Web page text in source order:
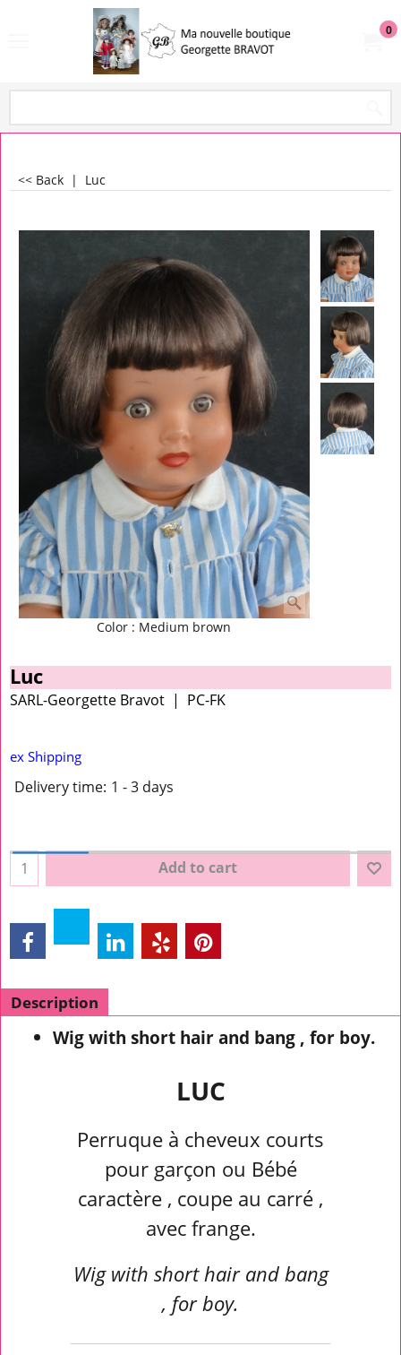
0
<< Back | Luc
Color : Medium brown
Luc
SARL-Georgette Bravot PC-FK
ex Shipping
Delivery time: 1 - 3 days
Add to cart
Description
Wig with short hair and bang , for boy.
LUC
Perruque à cheveux courts
pour garçon ou Bébé
caractère , coupe au carré ,
avec frange.
Wig with short hair and bang
, for boy.